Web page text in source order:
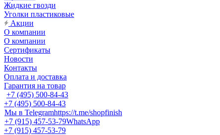
Жидкие гвозди
Уголки пластиковые
Акции
О компании
О компании
Сертификаты
Новости
Контакты
Оплата и доставка
Гарантия на товар
+7 (495) 500-84-43
+7 (495) 500-84-43
Мы в Telegramhttps://t.me/shopfinish
+7 (915) 457-53-79WhatsApp
+7 (915) 457-53-79